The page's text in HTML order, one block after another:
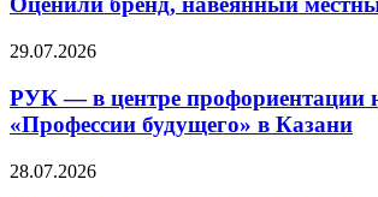
29.07.2026
РУК — в центре профориентации
«Профессии будущего» в Казани
28.07.2026